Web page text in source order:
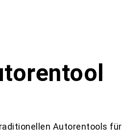
Autorentools für